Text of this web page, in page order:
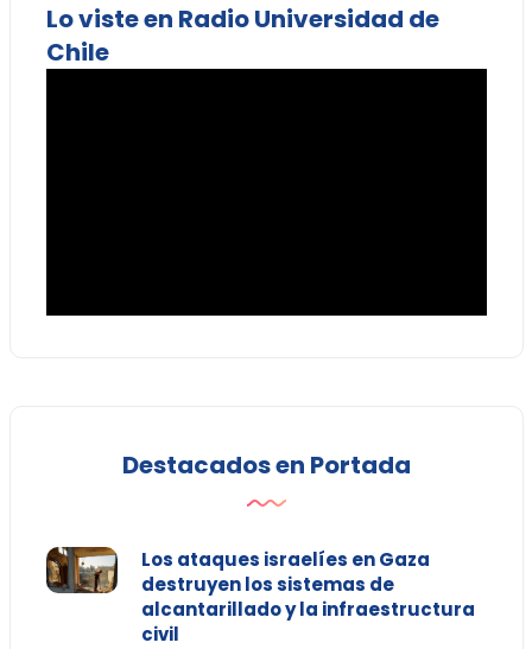
Lo viste en Radio Universidad de
Chile
Destacados en Portada
Los ataques israelíes en Gaza
destruyen los sistemas de
alcantarillado y la infraestructura
civil